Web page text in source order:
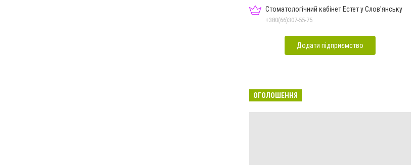
Стоматологічний кабінет Естет у Слов'янську
+380(66)307-55-75
Додати підприємство
ОГОЛОШЕННЯ